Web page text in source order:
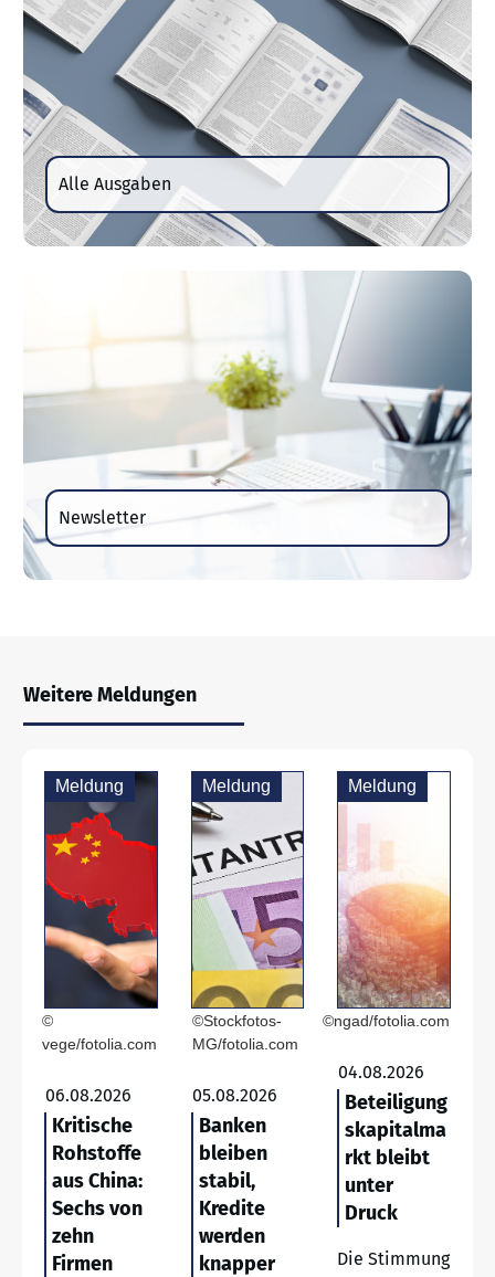
Alle Ausgaben
Newsletter
Weitere Meldungen
Meldung
©
vege/fotolia.com
06.08.2026
Kritische
Rohstoffe
aus China:
Sechs von
zehn
Firmen
Meldung
©Stockfotos-
MG/fotolia.com
05.08.2026
Banken
bleiben
stabil,
Kredite
werden
knapper
Meldung
©ngad/fotolia.com
04.08.2026
Beteiligung
skapitalma
rkt bleibt
unter
Druck
Die Stimmung